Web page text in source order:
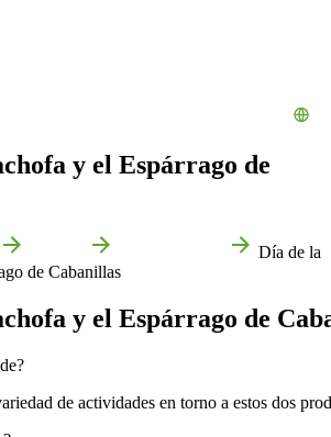
y el Espárrago de
Día de la
de Cabanillas
y el Espárrago de
de actividades en torno a estos dos